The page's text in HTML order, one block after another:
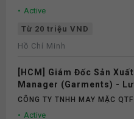
Active
Từ 20 triệu VND
Hồ Chí Minh
[HCM] Giám Đốc Sản
Manager (Garments) -
CÔNG TY TNHH MAY MẶC QTF
Active